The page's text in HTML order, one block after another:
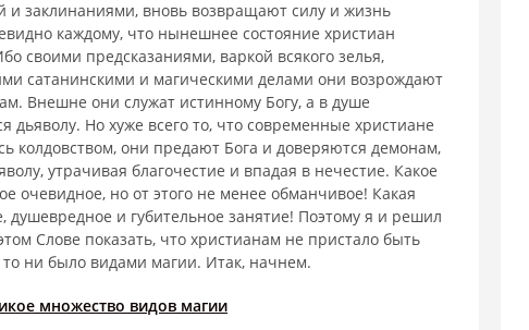
и заклинаниями, вновь возвращают силу и жизнь
каждому, что нынешнее состояние христиан
своими предсказаниями, варкой всякого зелья,
сатанинскими и магическими делами они возрождают
Внешне они служат истинному Богу, а в душе
дьяволу. Но хуже всего то, что современные христиане
колдовством, они предают Бога и доверяются демонам,
утрачивая благочестие и впадая в нечестие. Какое
очевидное, но от этого не менее обманчивое! Какая
душевредное и губительное занятие! Поэтому я и решил
Слове показать, что христианам не пристало быть
ни было видами магии. Итак, начнем.
множество видов магии